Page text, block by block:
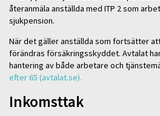
återanmäla anställda med ITP 2 som
sjukpension.
När det gäller anställda som fortsätter
förändras försäkringsskyddet. Avtalat
hantering av både arbetare och
efter 65 (avtalat.se).
Inkomsttak